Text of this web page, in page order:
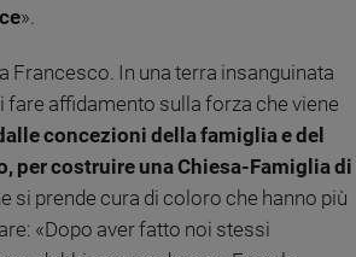
».
Francesco. In una terra insanguinata
fare affidamento sulla forza che viene
concezioni della famiglia e del
per costruire una Chiesa-Famiglia di
si prende cura di coloro che hanno più
«Dopo aver fatto noi stessi